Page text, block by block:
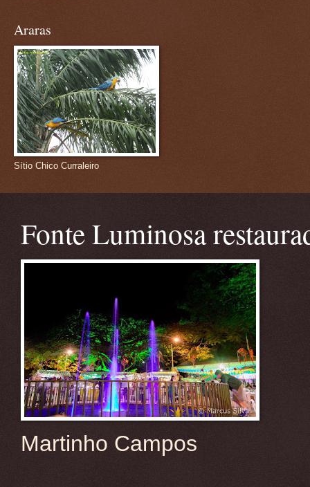
Araras
Sítio Chico Curraleiro
Fonte Luminosa
Martinho Campos